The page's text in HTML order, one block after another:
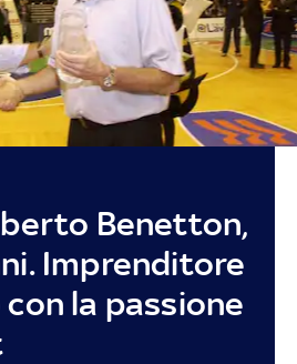
Benetton,
Imprenditore
la passione